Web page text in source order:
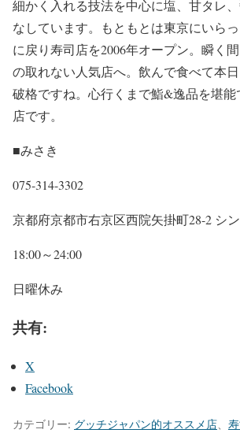
細かく入れる技法を中心に塩、甘タレ
なしています。もともとは東京にいら
に戻り寿司店を2006年オープン。瞬く
の取れない人気店へ。飲んで食べて本
破格ですね。心行くまで鮨&逸品を堪
店です。
■みさき
075-314-3302
京都府京都市右京区西院矢掛町28-2 シ
18:00～24:00
日曜休み
共有:
X
Facebook
カテゴリー: グッチジャパン的オススメ店